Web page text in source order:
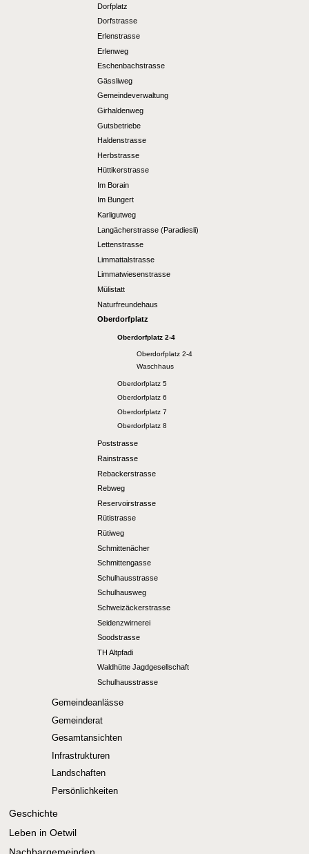
Dorfplatz
Dorfstrasse
Erlenstrasse
Erlenweg
Eschenbachstrasse
Gässliweg
Gemeindeverwaltung
Girhaldenweg
Gutsbetriebe
Haldenstrasse
Herbstrasse
Hüttikerstrasse
Im Borain
Im Bungert
Karligutweg
Langächerstrasse (Paradiesli)
Lettenstrasse
Limmattalstrasse
Limmatwiesenstrasse
Mülistatt
Naturfreundehaus
Oberdorfplatz
Oberdorfplatz 2-4
Oberdorfplatz 2-4
Waschhaus
Oberdorfplatz 5
Oberdorfplatz 6
Oberdorfplatz 7
Oberdorfplatz 8
Poststrasse
Rainstrasse
Rebackerstrasse
Rebweg
Reservoirstrasse
Rütistrasse
Rütiweg
Schmittenächer
Schmittengasse
Schulhausstrasse
Schulhausweg
Schweizäckerstrasse
Seidenzwirnerei
Soodstrasse
TH Altpfadi
Waldhütte Jagdgesellschaft
Schulhausstrasse
Gemeindeanlässe
Gemeinderat
Gesamtansichten
Infrastrukturen
Landschaften
Persönlichkeiten
Geschichte
Leben in Oetwil
Nachbargemeinden